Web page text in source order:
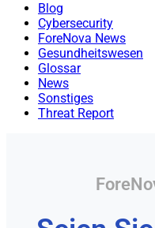
Blog
Cybersecurity
ForeNova News
Gesundheitswesen
Glossar
News
Sonstiges
Threat Report